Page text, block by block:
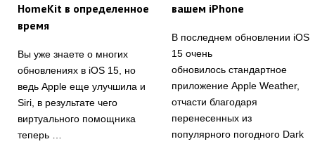
HomeKit в определенное
время
Вы уже знаете о многих
обновлениях в iOS 15, но
ведь Apple еще улучшила и
Siri, в результате чего
виртуального помощника
теперь …
вашем iPhone
В последнем обновлении iOS
15 очень
обновилось стандартное
приложение Apple Weather,
отчасти благодаря
перенесенных из
популярного погодного Dark